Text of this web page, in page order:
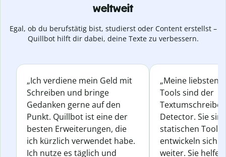
weltweit
Egal, ob du berufstätig bist, studierst oder Content erstellst –
Quillbot hilft dir dabei, deine Texte zu verbessern.
„Ich verdiene mein Geld mit
Schreiben und bringe
Gedanken gerne auf den
Punkt. Quillbot ist eine der
besten Erweiterungen, die
ich kürzlich verwendet habe.
Ich nutze es täglich und
„Meine liebsten
Tools sind der
Detector. Sie
statischen
entwickeln sich
weiter. Sie